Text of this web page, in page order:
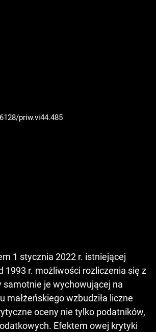
priw.vi44.485
1 stycznia 2022 r. istniejącej
1993 r. możliwości rozliczenia się z
samotnie je wychowującej na
małżeńskiego wzbudziła liczne
oceny nie tylko podatników,
Efektem owej krytyki